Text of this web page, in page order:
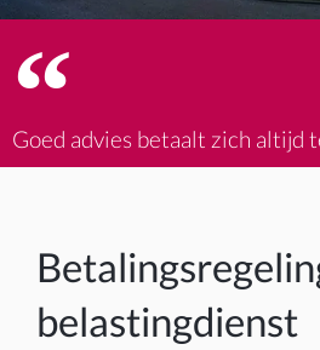
Goed advies betaalt zich altijd
belastingdienst